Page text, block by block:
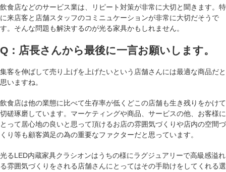
飲食店などのサービス業は、リピート対策が非常に大切と聞きます。特
に来店客と店舗スタッフのコミニュケーションが非常に大切だそうで
す。そんな問題も解決するのが光る家具かもしれません。
Q：店長さんから最後に一言お願いします。
集客を伸ばして売り上げを上げたいという店舗さんには最適な商品だと
思いますね。
飲食店は他の業態に比べて生存率が低くどこの店舗も生き残りをかけて
切磋琢磨しています。マーケティングや商品、サービスの他、お客様に
とって居心地の良いと思って頂けるお店の雰囲気づくりや店内の空間づ
くり等も顧客満足の為の重要なファクターだと思っています。
光るLED内蔵家具クラシオンはうちの様にラグジュアリーで高級感溢れ
る雰囲気づくりをされる店舗さんにとってはその手助けをしてくれる選